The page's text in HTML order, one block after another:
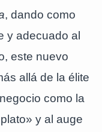
, dando como
y adecuado al
este nuevo
allá de la élite
como la
y al auge